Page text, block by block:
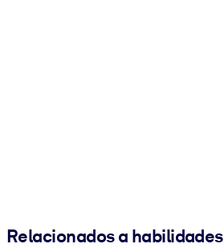
Relacionados a habilidades